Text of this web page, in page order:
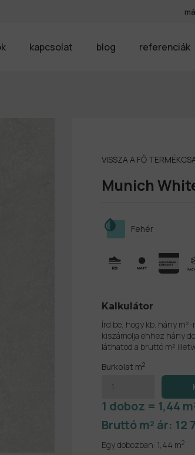
kapcsolat blog referenciák
VISSZA A FŐ
Munich
Fehér
Kalkulátor
Írd be, hogy kb. hány
kiszámolja ehhez hány
láthatod a bruttó m²
Burkolat m2
1 doboz = 1,44
Bruttó m² ár: 12
Egy dobozban: 1,44 m2